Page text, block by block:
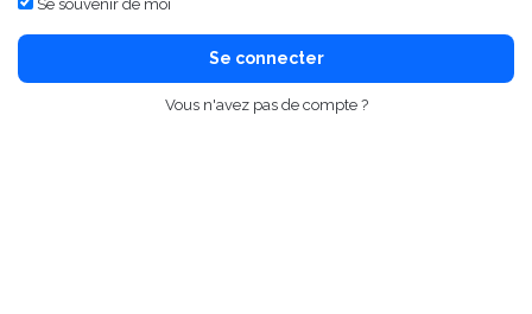
Se souvenir de moi
Se connecter
Vous n'avez pas de compte ?